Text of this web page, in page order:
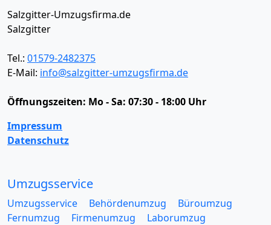
Salzgitter-Umzugsfirma.de
Salzgitter
Tel.: 01579-2482375
E-Mail: info@salzgitter-umzugsfirma.de
Öffnungszeiten: Mo - Sa: 07:30 - 18:00 Uhr
Impressum
Datenschutz
Umzugsservice
Umzugsservice Behördenumzug
Büroumzug
Fernumzug
Firmenumzug
Laborumzug